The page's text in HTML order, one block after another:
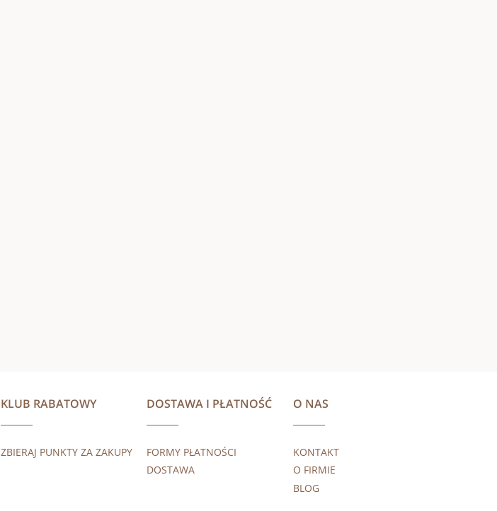
KLUB RABATOWY
ZBIERAJ PUNKTY ZA ZAKUPY
DOSTAWA I PŁATNOŚĆ
FORMY PŁATNOŚCI
DOSTAWA
O NAS
KONTAKT
O FIRMIE
BLOG